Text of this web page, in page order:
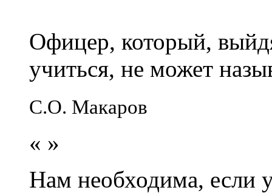
Офицер, который,
учиться, не может
С.О. Макаров
« »
Нам необходима, если